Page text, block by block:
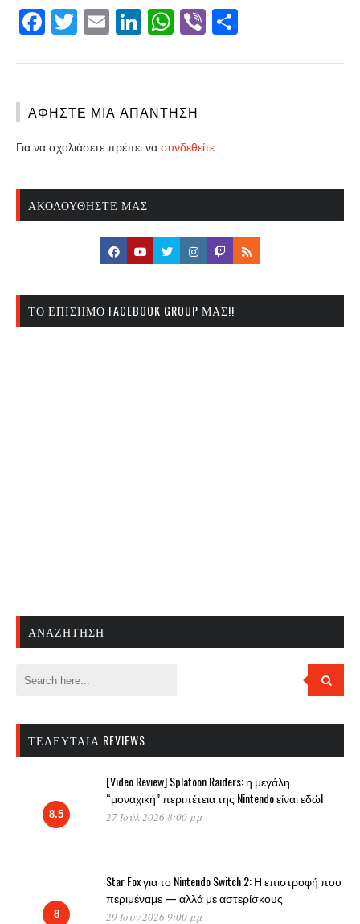
Facebook
Twitter
EmailLinkedIn
WhatsApp
Viber
ΑΦΉΣΤΕ ΜΙΑ ΑΠΆΝΤΗΣΗ
Για να σχολιάσετε πρέπει να συνδεθείτε
ΑΚΟΛΟΥΘΉΣΤΕ ΜΑΣ
ΤΟ ΕΠΊΣΗΜΟ FACEBOOK GROUP ΜΑΣ!!
ΑΝΑΖΉΤΗΣΗ
ΤΕΛΕΥΤΑΊΑ REVIEWS
8.5
[Video Review] Splatoon Raiders: η μεγάλη
“μοναχική” περιπέτεια της Nintendo είναι εδώ!
27 Ιούλ 2026 8:00 μμ
8
Star Fox για το Nintendo Switch 2: Η επιστροφή που
περιμέναμε — αλλά με αστερίσκους
29 Ιούν 2026 9:00 μμ